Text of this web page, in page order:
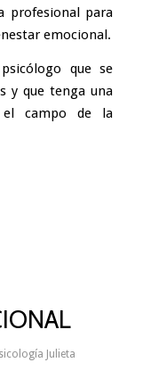
profesional para
emocional.
que se
y que tenga una
el campo de la
Julieta